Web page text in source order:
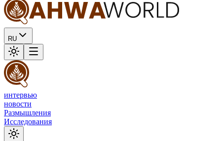
RU
интервью
новости
Размышления
Исследования